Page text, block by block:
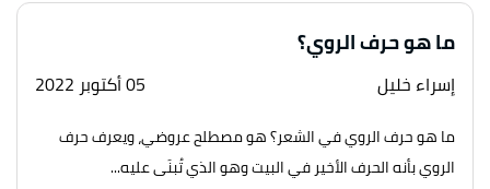
ما هو حرف الروي؟
إسراء خليل 05 أكتوبر 2022
ما هو حرف الروي في الشعر؟ هو مصطلح عروضي، ويعرف حرف
الروي بأنه الحرف الأخير في البيت وهو الذي تُبنَى عليه...